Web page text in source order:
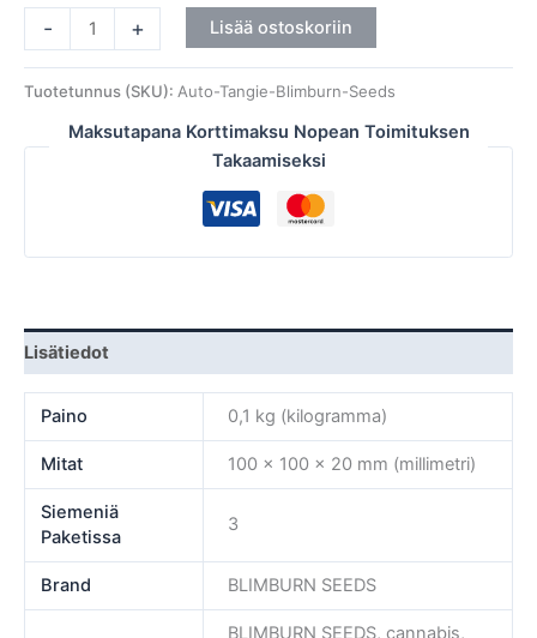
- + Lisää ostoskoriin
Tuotetunnus (SKU): Auto-Tangie-Blimburn-Seeds
Maksutapana Korttimaksu Nopean Toimituksen
Takaamiseksi
Lisätiedot
Paino 0,1 kg (kilogramma)
Mitat 100 × 100 × 20 mm (millimetri)
Siemeniä
Paketissa
3
Brand BLIMBURN SEEDS
BLIMBURN SEEDS, cannabis,